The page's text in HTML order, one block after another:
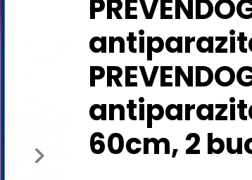
Next
60cm, 2